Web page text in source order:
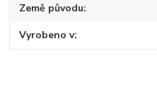
Země původu
Vyrobeno v